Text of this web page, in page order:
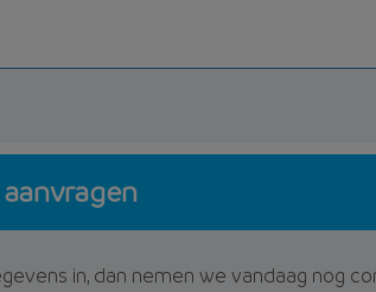
in, dan nemen we vandaag nog